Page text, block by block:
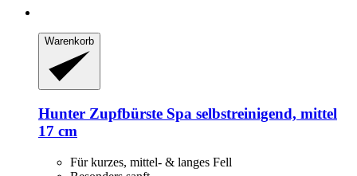
Warenkorb
Hunter Zupfbürste Spa selbstreinigend, mittel
17 cm
Für kurzes, mittel- & langes Fell